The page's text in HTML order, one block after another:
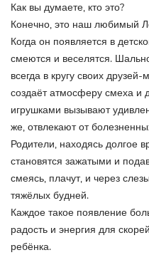
Как вы думаете, кто это?
Конечно, это наш любимый
Когда он появляется в
смеются и веселятся.
всегда в кругу своих
создаёт атмосферу смеха и
игрушками вызывают
же, отвлекают от
Родители, находясь долгое
становятся зажатыми и
смеясь, плачут, и через
тяжёлых будней.
Каждое такое появление
радость и энергия для
ребёнка.